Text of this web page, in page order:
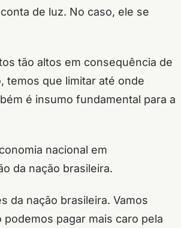
de luz. No caso, ele se
tão altos em consequência de
temos que limitar até onde
é insumo fundamental para a
nacional em
da nação brasileira.
da nação brasileira. Vamos
pagar mais caro pela